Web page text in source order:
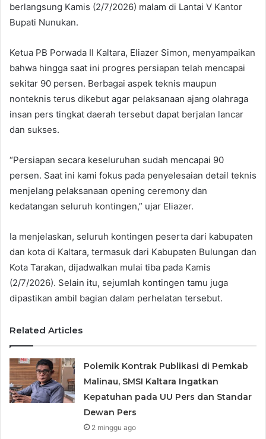
berlangsung Kamis (2/7/2026) malam di Lantai V Kantor
Bupati Nunukan.
Ketua PB Porwada II Kaltara, Eliazer Simon, menyampaikan
bahwa hingga saat ini progres persiapan telah mencapai
sekitar 90 persen. Berbagai aspek teknis maupun
nonteknis terus dikebut agar pelaksanaan ajang olahraga
insan pers tingkat daerah tersebut dapat berjalan lancar
dan sukses.
“Persiapan secara keseluruhan sudah mencapai 90
persen. Saat ini kami fokus pada penyelesaian detail teknis
menjelang pelaksanaan opening ceremony dan
kedatangan seluruh kontingen,” ujar Eliazer.
Ia menjelaskan, seluruh kontingen peserta dari kabupaten
dan kota di Kaltara, termasuk dari Kabupaten Bulungan dan
Kota Tarakan, dijadwalkan mulai tiba pada Kamis
(2/7/2026). Selain itu, sejumlah kontingen tamu juga
dipastikan ambil bagian dalam perhelatan tersebut.
Related Articles
Polemik Kontrak Publikasi di Pemkab
Malinau, SMSI Kaltara Ingatkan
Kepatuhan pada UU Pers dan Standar
Dewan Pers
2 minggu ago